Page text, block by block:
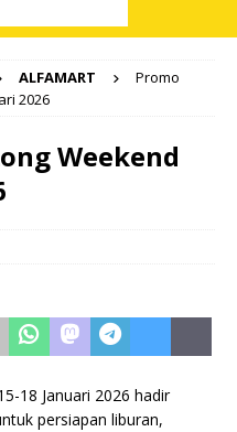
ALFAMART
Promo
2026
Weekend
18 Januari 2026 hadir
persiapan liburan,